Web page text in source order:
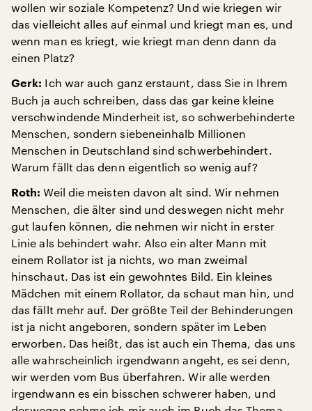
wollen wir soziale Kompetenz? Und wie kriegen wir
das vielleicht alles auf einmal und kriegt man es, und
wenn man es kriegt, wie kriegt man denn dann da
einen Platz?
Gerk: Ich war auch ganz erstaunt, dass Sie in Ihrem
Buch ja auch schreiben, dass das gar keine kleine
verschwindende Minderheit ist, so schwerbehinderte
Menschen, sondern siebeneinhalb Millionen
Menschen in Deutschland sind schwerbehindert.
Warum fällt das denn eigentlich so wenig auf?
Roth: Weil die meisten davon alt sind. Wir nehmen
Menschen, die älter sind und deswegen nicht mehr
gut laufen können, die nehmen wir nicht in erster
Linie als behindert wahr. Also ein alter Mann mit
einem Rollator ist ja nichts, wo man zweimal
hinschaut. Das ist ein gewohntes Bild. Ein kleines
Mädchen mit einem Rollator, da schaut man hin, und
das fällt mehr auf. Der größte Teil der Behinderungen
ist ja nicht angeboren, sondern später im Leben
erworben. Das heißt, das ist auch ein Thema, das uns
alle wahrscheinlich irgendwann angeht, es sei denn,
wir werden vom Bus überfahren. Wir alle werden
irgendwann es ein bisschen schwerer haben, und